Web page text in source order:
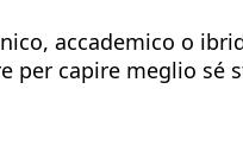
accademico o
capire meglio sé